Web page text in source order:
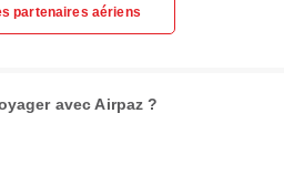
partenaires aériens
avec Airpaz ?